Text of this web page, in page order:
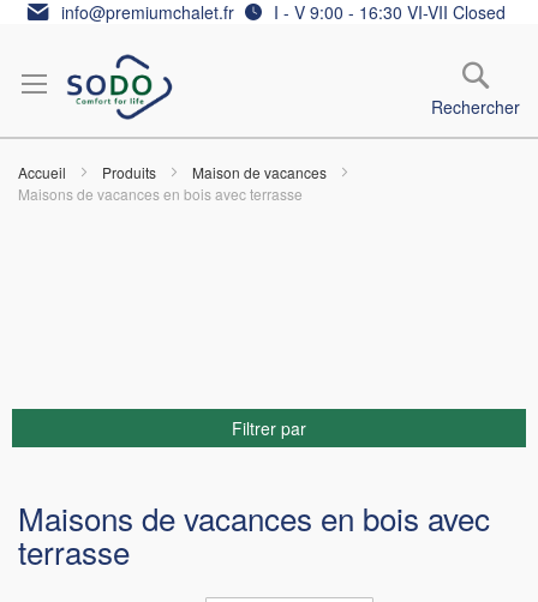
Allez info@premiumchalet.fr I - V 9:00 - 16:30 VI-VII Closed
Rechercher
Accueil Produits
Maison de vacances
Maisons de vacances en bois avec terrasse
Maisons de vacances en bois avec
terrasse
Filtrer par